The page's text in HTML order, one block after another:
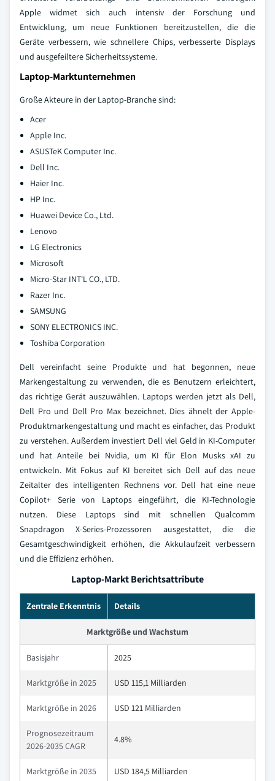
Apple widmet sich auch intensiv der Forschung und
Entwicklung, um neue Funktionen bereitzustellen, die die
Geräte verbessern, wie schnellere Chips, verbesserte Displays
und ausgefeiltere Sicherheitssysteme.
Laptop-Marktunternehmen
Große Akteure in der Laptop-Branche sind:
Acer
Apple Inc.
ASUSTeK Computer Inc.
Dell Inc.
Haier Inc.
HP Inc.
Huawei Device Co., Ltd.
Lenovo
LG Electronics
Microsoft
Micro-Star INT'L CO., LTD.
Razer Inc.
SAMSUNG
SONY ELECTRONICS INC.
Toshiba Corporation
Dell vereinfacht seine Produkte und hat begonnen, neue
Markengestaltung zu verwenden, die es Benutzern erleichtert,
das richtige Gerät auszuwählen. Laptops werden jetzt als Dell,
Dell Pro und Dell Pro Max bezeichnet. Dies ähnelt der Apple-
Produktmarkengestaltung und macht es einfacher, das Produkt
zu verstehen. Außerdem investiert Dell viel Geld in KI-Computer
und hat Anteile bei Nvidia, um KI für Elon Musks xAI zu
entwickeln. Mit Fokus auf KI bereitet sich Dell auf das neue
Zeitalter des intelligenten Rechnens vor. Dell hat eine neue
Copilot+ Serie von Laptops eingeführt, die KI-Technologie
nutzen. Diese Laptops sind mit schnellen Qualcomm
Snapdragon X-Series-Prozessoren ausgestattet, die die
Gesamtgeschwindigkeit erhöhen, die Akkulaufzeit verbessern
und die Effizienz erhöhen.
Laptop-Markt Berichtsattribute
Zentrale Erkenntnis Details
Marktgröße und Wachstum
Basisjahr 2025
Marktgröße in 2025 USD 115,1 Milliarden
Marktgröße in 2026 USD 121 Milliarden
Prognosezeitraum
2026-2035 CAGR
4.8%
Marktgröße in 2035 USD 184,5 Milliarden